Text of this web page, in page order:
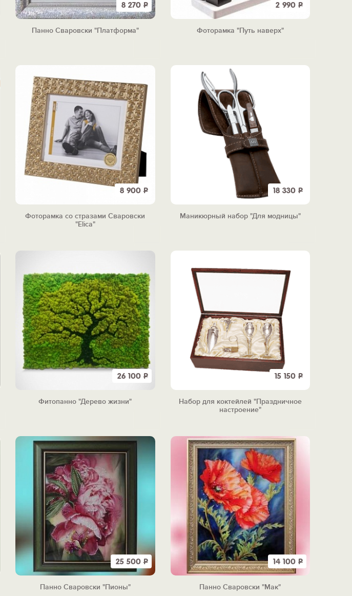
8 270Р
Панно Сваровски "Платформа"
2 990 Р
Фоторамка "Путь наверх"
8 900Р
Фоторамка со стразами Сваровски
"Elica"
18 330 Р
Маникюрный набор "Для модницы"
26 100Р
Фитопанно "Дерево жизни"
15 150 Р
Набор для коктейлей "Праздничное
настроение"
25 500Р
Панно Сваровски "Пионы"
14 100 Р
Панно Сваровски "Мак"